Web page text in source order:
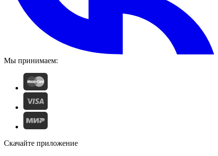
Мы принимаем:
Скачайте приложение